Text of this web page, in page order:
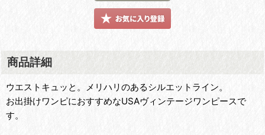
商品詳細
ウエストキュッと。メリハリのあるシルエットライン。
お出掛けワンピにおすすめなUSAヴィンテージワンピースで
す。